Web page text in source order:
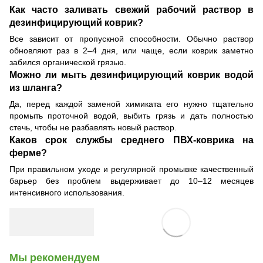
Как часто заливать свежий рабочий раствор в
дезинфицирующий коврик?
Все зависит от пропускной способности. Обычно раствор
обновляют раз в 2–4 дня, или чаще, если коврик заметно
забился органической грязью.
Можно ли мыть дезинфицирующий коврик водой
из шланга?
Да, перед каждой заменой химиката его нужно тщательно
промыть проточной водой, выбить грязь и дать полностью
стечь, чтобы не разбавлять новый раствор.
Каков срок службы среднего ПВХ-коврика на
ферме?
При правильном уходе и регулярной промывке качественный
барьер без проблем выдерживает до 10–12 месяцев
интенсивного использования.
Мы рекомендуем